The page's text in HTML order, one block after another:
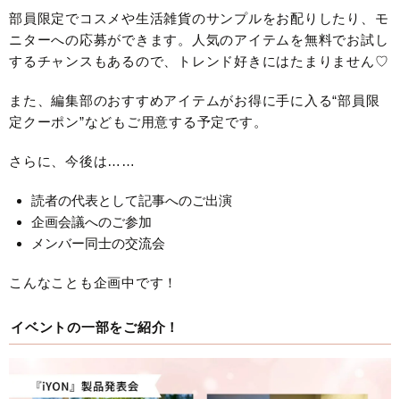
部員限定でコスメや生活雑貨のサンプルをお配りしたり、モ
ニターへの応募ができます。人気のアイテムを無料でお試し
するチャンスもあるので、トレンド好きにはたまりません♡
また、編集部のおすすめアイテムがお得に手に入る“部員限
定クーポン”などもご用意する予定です。
さらに、今後は……
読者の代表として記事へのご出演
企画会議へのご参加
メンバー同士の交流会
こんなことも企画中です！
イベントの一部をご紹介！